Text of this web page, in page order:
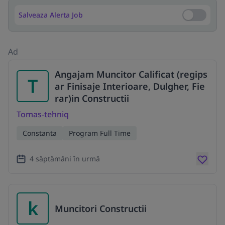
Salveaza Alerta Job Salveaza
Ad
T
Angajam Muncitor Calificat (regips
ar Finisaje Interioare, Dulgher, Fie
rar)in Constructii
Tomas-tehniq
Constanta Program Full Time
4 săptămâni în urmă
k Muncitori Constructii